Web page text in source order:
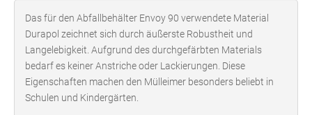
Das für den Abfallbehälter Envoy 90 verwendete Material
Durapol zeichnet sich durch äußerste Robustheit und
Langelebigkeit. Aufgrund des durchgefärbten Materials
bedarf es keiner Anstriche oder Lackierungen. Diese
Eigenschaften machen den Mülleimer besonders beliebt in
Schulen und Kindergärten.